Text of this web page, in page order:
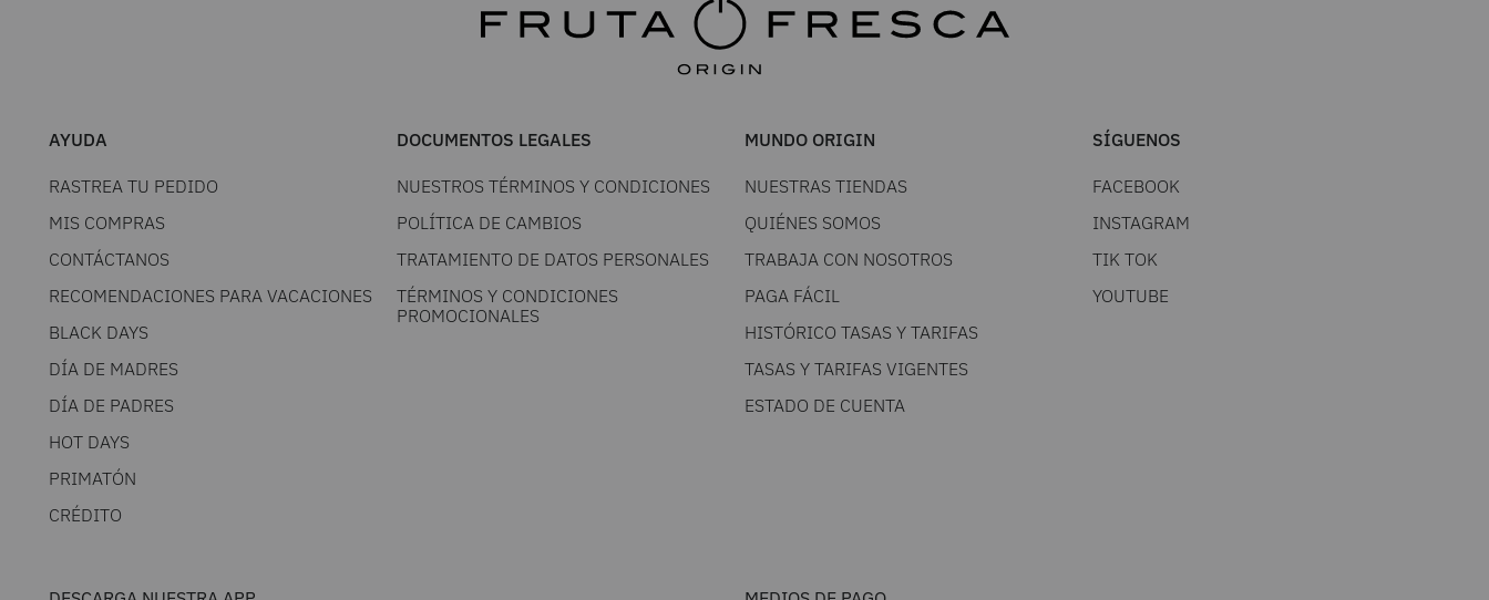
AYUDA
RASTREA TU PEDIDO
MIS COMPRAS
CONTÁCTANOS
RECOMENDACIONES PARA VACACIONES
BLACK DAYS
DÍA DE MADRES
DÍA DE PADRES
HOT DAYS
PRIMATÓN
CRÉDITO
DOCUMENTOS LEGALES
NUESTROS TÉRMINOS Y CONDICIONES
POLÍTICA DE CAMBIOS
TRATAMIENTO DE DATOS PERSONALES
TÉRMINOS Y CONDICIONES
PROMOCIONALES
MUNDO ORIGIN
NUESTRAS TIENDAS
QUIÉNES SOMOS
TRABAJA CON NOSOTROS
PAGA FÁCIL
HISTÓRICO TASAS Y TARIFAS
TASAS Y TARIFAS VIGENTES
ESTADO DE CUENTA
SÍGUENOS
FACEBOOK
INSTAGRAM
TIK TOK
YOUTUBE